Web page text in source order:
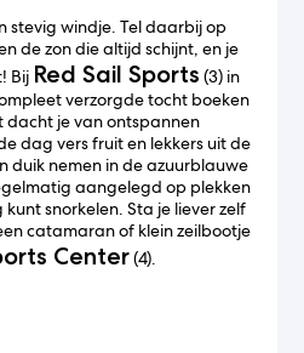
stevig windje. Tel daarbij op
de zon die altijd schijnt, en je
Bij Red Sail Sports (3) in
verzorgde tocht boeken
dacht je van ontspannen
dag vers fruit en lekkers uit de
duik nemen in de azuurblauwe
aangelegd op plekken
snorkelen. Sta je liever zelf
catamaran of klein zeilbootje
Center(4).